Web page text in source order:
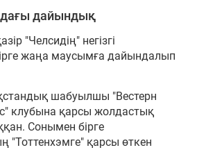
дайындық
"Челсидің" негізгі
жаңа маусымға дайындалып
шабуылшы "Вестерн
клубына қарсы жолдастық
Сонымен бірге
"Тоттенхэмге" қарсы өткен